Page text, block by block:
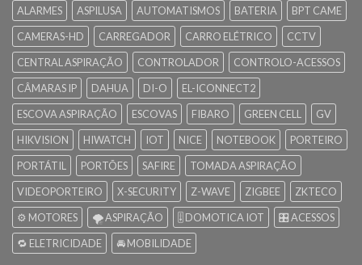
ALARMES
ASPILUSA AUTOMATISMOS BATERIA
BPT CAME
CAMERAS-HD
CARREGADOR CARRO ELÉTRICO
CCTV
CENTRAL ASPIRAÇÃO
CONTROLADOR
CONTROLO-ACESSOS
CÂMARAS IP
DAHUA DI-O
EL-ICONNECT2
ESCOVA ASPIRAÇÃO
ESCOVAS FIBARO GREEN CELL
GV
HIKVISION
HIWATCH IOT NICE NOTEBOOK
PORTEIRO
PORTÁTIL
PORTÕES SAFIRE
TOMADA ASPIRAÇÃO
VIDEOPORTEIRO
X-SECURITY Z-WAVE ZIGBEE
ZKTECO
⚙️ MOTORES
🌪️ ASPIRAÇÃO 🎚️ DOMOTICA IOT
🎛️ ACESSOS
🔁 ELETRICIDADE
🚘 MOBILIDADE